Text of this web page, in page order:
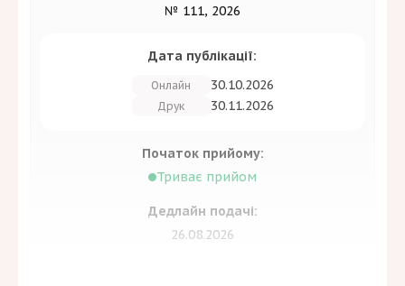
№ 111, 2026
Дата публікації:
Онлайн 30.10.2026
Друк 30.11.2026
Початок прийому:
Триває прийом
Дедлайн подачі:
26.08.2026